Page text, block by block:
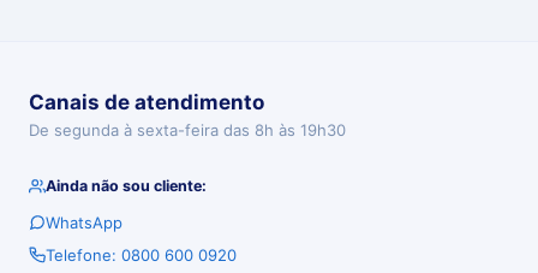
Canais de atendimento
De segunda à sexta-feira das 8h às 19h30
Ainda não sou cliente:
WhatsApp
Telefone: 0800 600 0920